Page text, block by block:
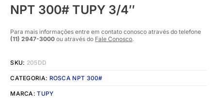
NPT 300# TUPY 3/4″
Para mais informações entre em contato conosco através do telefone
(11) 2947-3000 ou através do Fale Conosco.
SKU: 205DD
CATEGORIA: ROSCA NPT 300#
MARCA:TUPY